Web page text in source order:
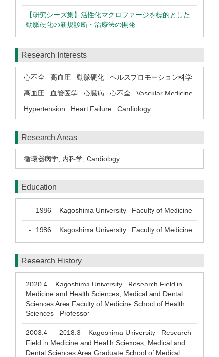
【研究シーズ集】活性化マクロファージを標的とした
動脈硬化の新規診断・治療法の開発
Research Interests
心不全 高血圧 動脈硬化
ヘルスプロモーション科学
高血圧
血管医学 心臓病 心不全
Vascular Medicine
Hypertension
Heart Failure Cardiology
Research Areas
循環器病学 内科学 Cardiology
Education
- 1986 Kagoshima University Faculty of Medicine
- 1986 Kagoshima University Faculty of Medicine
Research History
2020.4 Kagoshima University Research Field in
Medicine and Health Sciences, Medical and Dental
Sciences Area Faculty of Medicine School of Health
Sciences Professor
2003.4 - 2018.3 Kagoshima University Research
Field in Medicine and Health Sciences, Medical and
Dental Sciences Area Graduate School of Medical